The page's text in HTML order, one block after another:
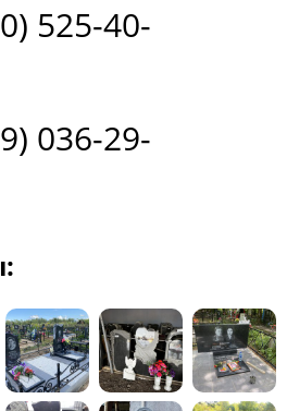
525-40-
036-29-